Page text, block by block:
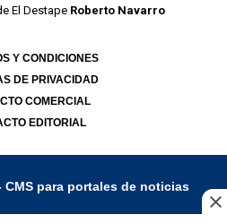
El Destape Roberto Navarro
Y CONDICIONES
DE PRIVACIDAD
COMERCIAL
EDITORIAL
CMS para portales de noticias